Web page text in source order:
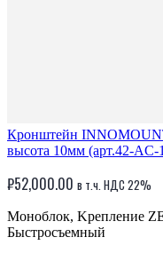
Кронштейн
высота 10мм (арт.42-AC-
₽52,000.00 в т.ч. НДС 22%
Моноблок, Kрепление
Быстросъемный